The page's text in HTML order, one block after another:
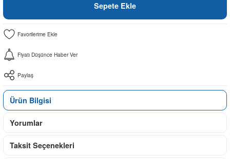
Sepete Ekle
Fiyatı Düşünce Haber Ver
Paylaş
Ürün Bilgisi
Yorumlar
Taksit Seçenekleri